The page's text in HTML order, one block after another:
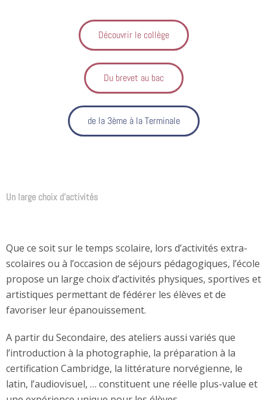
Découvrir le collège
Du brevet au bac
de la 3ème à la Terminale
Un large choix d’activités
Que ce soit sur le temps scolaire, lors d’activités extra-
scolaires ou à l’occasion de séjours pédagogiques, l’école
propose un large choix d’activités physiques, sportives et
artistiques permettant de fédérer les élèves et de
favoriser leur épanouissement.
A partir du Secondaire, des ateliers aussi variés que
l’introduction à la photographie, la préparation à la
certification Cambridge, la littérature norvégienne, le
latin, l’audiovisuel, … constituent une réelle plus-value et